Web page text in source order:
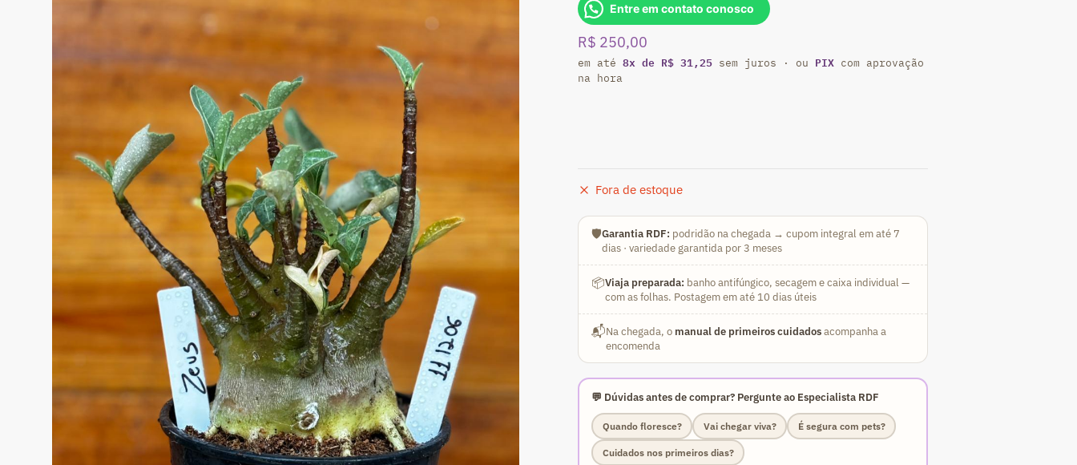
Entre em contato conosco
R$ 250,00
em até 8x de R$ 31,25sem juros · ou PIXcom aprovação
na hora
Fora de estoque
🛡️Garantia RDF: podridão na chegada → cupom integral em até 7
dias · variedade garantida por 3 meses
📦Viaja preparada: banho antifúngico, secagem e caixa individual —
com as folhas. Postagem em até 10 dias úteis
📬Na chegada, o manual de primeiros cuidadosacompanha a
encomenda
💬 Dúvidas antes de comprar? Pergunte ao Especialista RDF
Quando floresce? Vai chegar viva? É segura com pets?
Cuidados nos primeiros dias?